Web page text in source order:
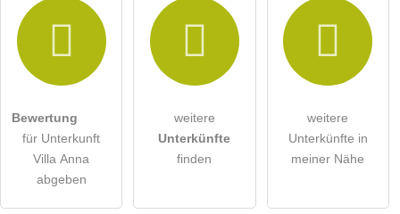
Hiermit akzeptiere ich dieAGB
Die Datenschutzerklärung habe ich zur Kenntnis genommen.
Bewertung
für Unterkunft
Villa Anna
abgeben
weitere
Unterkünfte
finden
weitere
Unterkünfte in
meiner Nähe